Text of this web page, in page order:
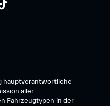
hauptverantwortliche
aller
Fahrzeugtypen in der